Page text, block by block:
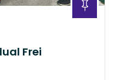
Frei